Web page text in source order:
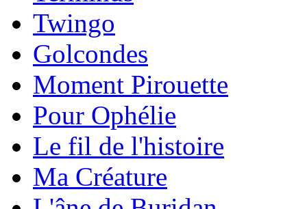
Twingo
Golcondes
Moment Pirouette
Pour Ophélie
Le fil de l'histoire
Ma Créature